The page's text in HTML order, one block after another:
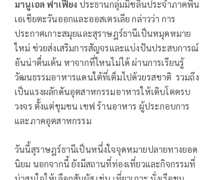
มานูเอล ฟาเฟียง ประธานกลุ่มมิชลินประจําภาคพื้น
เอเชียตะวันออกและออสเตรเลีย กล่าวว่า การ
ประกาศเกาะสมุยและสุราษฎร์ธานีเป็นหมุดหมาย
ใหม่ ช่วยส่งเสริมการสัญจรและแบ่งปันประสบการณ์
อันน่าตื่นเต้น หาจากที่ไหนไม่ได้ ผ่านการเรียนรู้
วัฒนธรรมอาหารแดนใต้ที่เต็มไปด้วยรสชาติ รวมถึง
เป็นแรงผลักดันอุตสาหกรรมอาหารให้เติบโตครบ
วงจร ตั้งแต่ชุมชน เชฟ ร้านอาหาร ผู้ประกอบการ
และภาคอุตสาหกรรม
วันนี้สุราษฎร์ธานีเป็นหนึ่งใจจุดหมายปลายทางยอด
นิยม นอกจากนี้ ยังมีสถานที่ท่องเที่ยวและกิจกรรมที่